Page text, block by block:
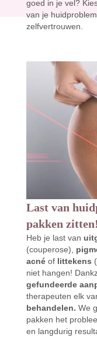
goed in je vel?
van je
zelfvertrouwen.
Last van
pakken zitten!
Heb je last van
(couperose),
acné of littekens
niet hangen!
gefundeerde
therapeuten elk
behandelen. We
pakken het
en langdurig